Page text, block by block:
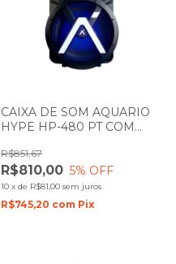
CAIXA DE SOM AQUARIO
HYPE HP-480 PT COM
R$810,00
R$851,67
5% OFF
10 x de R$81,00 sem juros
R$745,20 com Pix